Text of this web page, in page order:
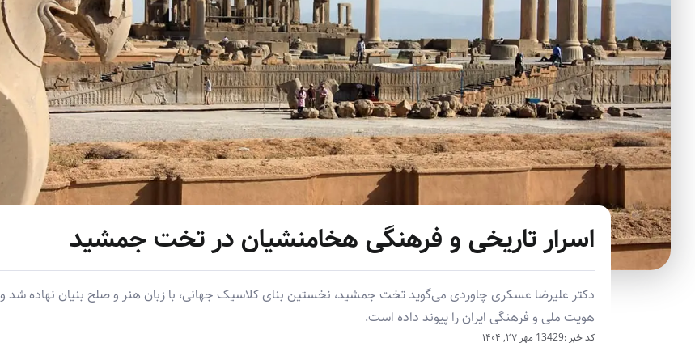
اسرار تاریخی و فرهنگی هخامنشیان در تخت جمشید
دکتر علیرضا عسکری چاوردی می‌گوید تخت جمشید، نخستین بنای کلاسیک جهانی، با زبان هنر و صلح بنیان نهاده شد و
هویت ملی و فرهنگی ایران را پیوند داده است.
کد خبر :13429 مهر ۲۷, ۱۴۰۴